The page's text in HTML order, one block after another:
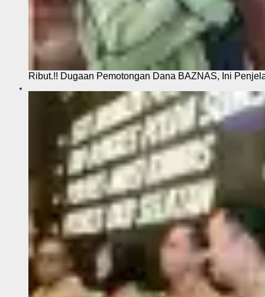
Ribut.!! Dugaan Pemotongan Dana BAZNAS, Ini